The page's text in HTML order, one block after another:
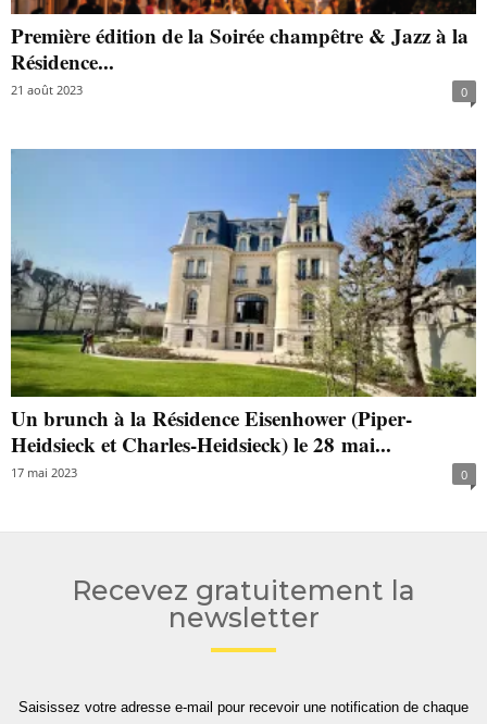
Première édition de la Soirée champêtre & Jazz à la
Résidence...
21 août 2023 0
Un brunch à la Résidence Eisenhower (Piper-
Heidsieck et Charles-Heidsieck) le 28 mai...
17 mai 2023 0
Recevez gratuitement la
newsletter
Saisissez votre adresse e-mail pour recevoir une notification de chaque